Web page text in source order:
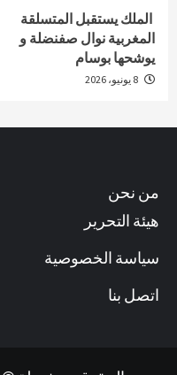
الملك يستقبل المتسلقة
المغربية نوال صفنضلة و
يوشحها بوسام
من نحن
هيئة التحرير
سياسة الخصوصية
اتصل بنا